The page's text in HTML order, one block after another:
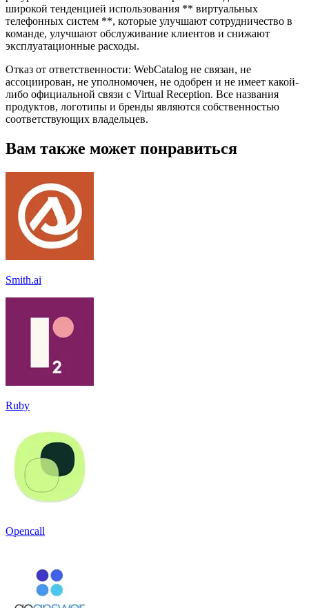
широкой тенденцией использования ** виртуальных
телефонных систем **, которые улучшают сотрудничество в
команде, улучшают обслуживание клиентов и снижают
эксплуатационные расходы.
Отказ от ответственности: WebCatalog не связан, не
ассоциирован, не уполномочен, не одобрен и не имеет какой-
либо официальной связи с Virtual Reception. Все названия
продуктов, логотипы и бренды являются собственностью
соответствующих владельцев.
Вам также может понравиться
Smith.ai
Ruby
Opencall